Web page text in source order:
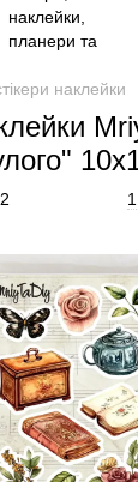
наклейки